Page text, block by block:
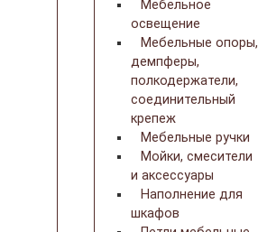
Мебельное
освещение
Мебельные опоры,
демпферы,
полкодержатели,
соединительный
крепеж
Мебельные ручки
Мойки, смесители
и аксессуары
Наполнение для
шкафов